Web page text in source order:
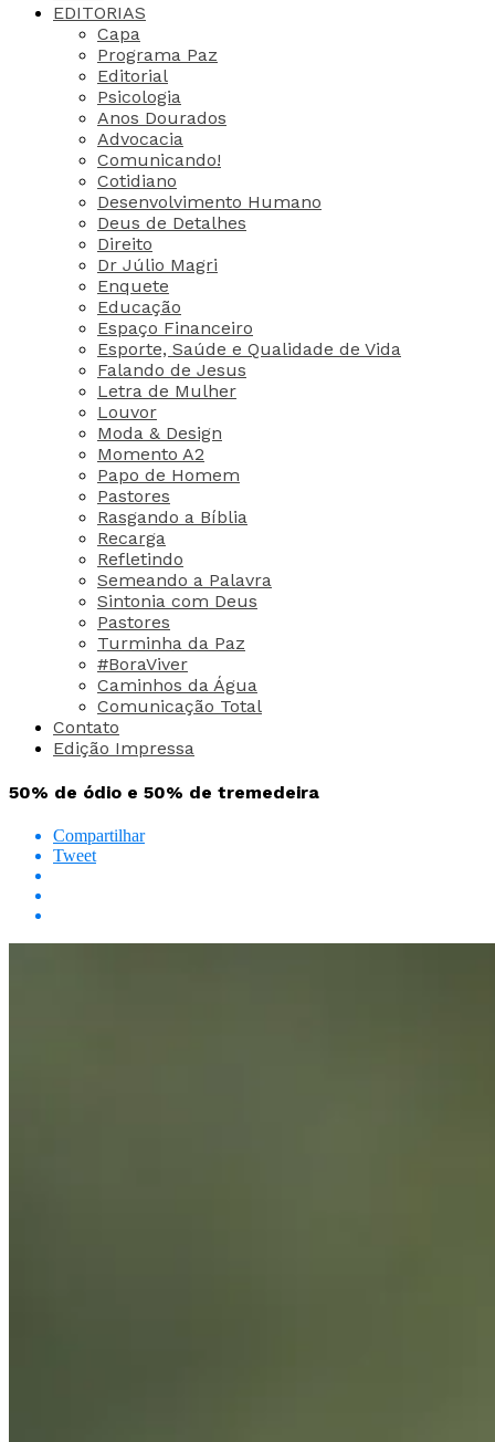
EDITORIAS
Capa
Programa Paz
Editorial
Psicologia
Anos Dourados
Advocacia
Comunicando!
Cotidiano
Desenvolvimento Humano
Deus de Detalhes
Direito
Dr Júlio Magri
Enquete
Educação
Espaço Financeiro
Esporte, Saúde e Qualidade de Vida
Falando de Jesus
Letra de Mulher
Louvor
Moda & Design
Momento A2
Papo de Homem
Pastores
Rasgando a Bíblia
Recarga
Refletindo
Semeando a Palavra
Sintonia com Deus
Pastores
Turminha da Paz
#BoraViver
Caminhos da Água
Comunicação Total
Contato
Edição Impressa
50% de ódio e 50% de tremedeira
Compartilhar
Tweet